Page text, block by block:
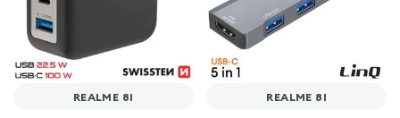
REALME 8I REALME 8I